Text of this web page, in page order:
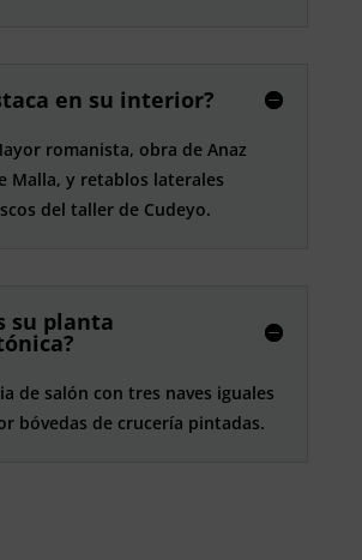
en su interior?
romanista, obra de Anaz
Malla, y retablos laterales
del taller de Cudeyo.
su planta
de salón con tres naves iguales
bóvedas de crucería pintadas.